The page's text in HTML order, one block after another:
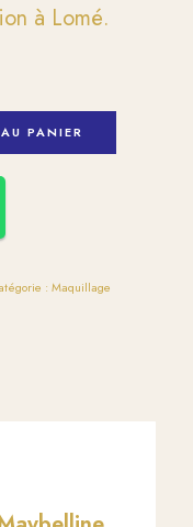
à Lomé.
PANIER
: Maquillage